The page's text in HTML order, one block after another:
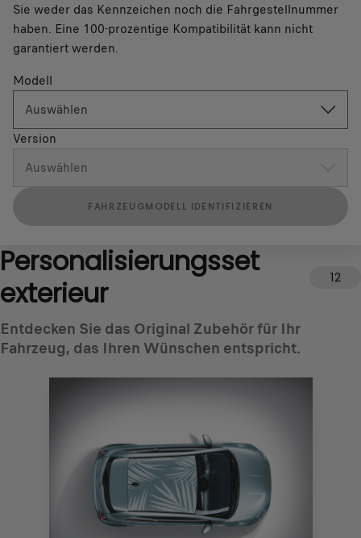
Sie weder das Kennzeichen noch die Fahrgestellnummer
haben. Eine 100-prozentige Kompatibilität kann nicht
garantiert werden.
Modell
Auswählen
Version
Auswählen
FAHRZEUGMODELL IDENTIFIZIEREN
Personalisierungsset
exterieur
12
Entdecken Sie das Original Zubehör für Ihr
Fahrzeug, das Ihren Wünschen entspricht.